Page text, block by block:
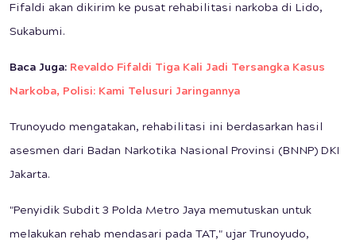
Fifaldi akan dikirim ke pusat rehabilitasi narkoba di Lido,
Sukabumi.
Baca Juga: Revaldo Fifaldi Tiga Kali Jadi Tersangka Kasus
Narkoba, Polisi: Kami Telusuri Jaringannya
Trunoyudo mengatakan, rehabilitasi ini berdasarkan hasil
asesmen dari Badan Narkotika Nasional Provinsi (BNNP) DKI
Jakarta.
"Penyidik Subdit 3 Polda Metro Jaya memutuskan untuk
melakukan rehab mendasari pada TAT," ujar Trunoyudo,